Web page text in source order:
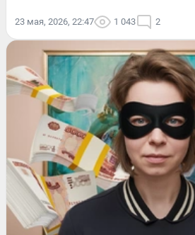
23 мая, 2026, 22:47 1 043 2